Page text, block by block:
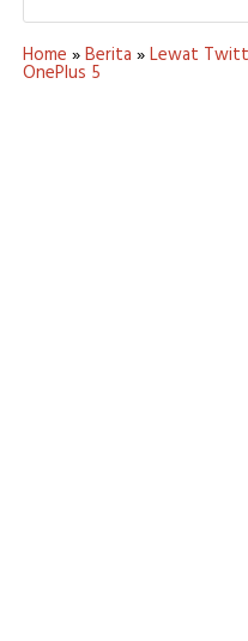
Home »Berita »Lewat
OnePlus 5